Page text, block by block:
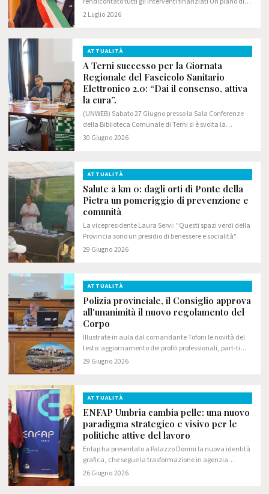
investimenti storico è stato portato a termine senza
2 Luglio 2026
ATTUALITÀ
A Terni successo per la Giornata
Regionale del Fascicolo Sanitario
Elettronico 2.0: “Dai il consenso, attiva
la cura”.
(UNWEB) Sabato 27 Giugno presso la Sala Conferenze
della Biblioteca Comunale di Terni si è svolta la
Giornata regionale del Fascicolo Sanitario Elettronico –
30 Giugno 2026
ATTUALITÀ
Salute a km 0: dagli orti di Ponte della
Pietra un pomeriggio di prevenzione e
comunità
La vicepresidente Laura Servi: "Questi spazi verdi della
Provincia sono un presidio di benessere e socialità"
29 Giugno 2026
ATTUALITÀ
Polizia provinciale, il Consiglio approva
all'unanimità il nuovo regolamento del
Corpo
Illustrate in aula dal comandante Tofoni le novità del
testo: aggiornamento dei profili professionali, part-time
sperimentale e rafforzamento delle funzioni della
29 Giugno 2026
ATTUALITÀ
ENFAP Umbria cambia pelle: una nuovo
paradigma strategico e visivo per le
politiche attive del lavoro
Enfap ha presentato a Palazzo Donini la nuova identità
grafica, che segue la trasformazione in agenzia
formativa
26 Giugno 2026